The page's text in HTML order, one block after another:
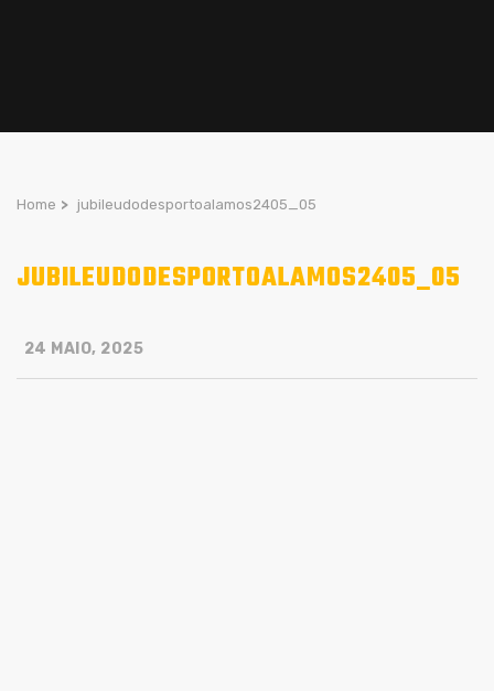
Home > jubileudodesportoalamos2405_05
JUBILEUDODESPORTOALAMOS2405_05
24 MAIO, 2025